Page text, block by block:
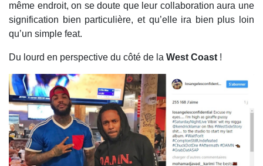
même endroit, on se doute que leur collaboration aura une
signification bien particulière, et qu’elle ira bien plus loin
qu’un simple feat.
Du lourd en perspective du côté de la West Coast !